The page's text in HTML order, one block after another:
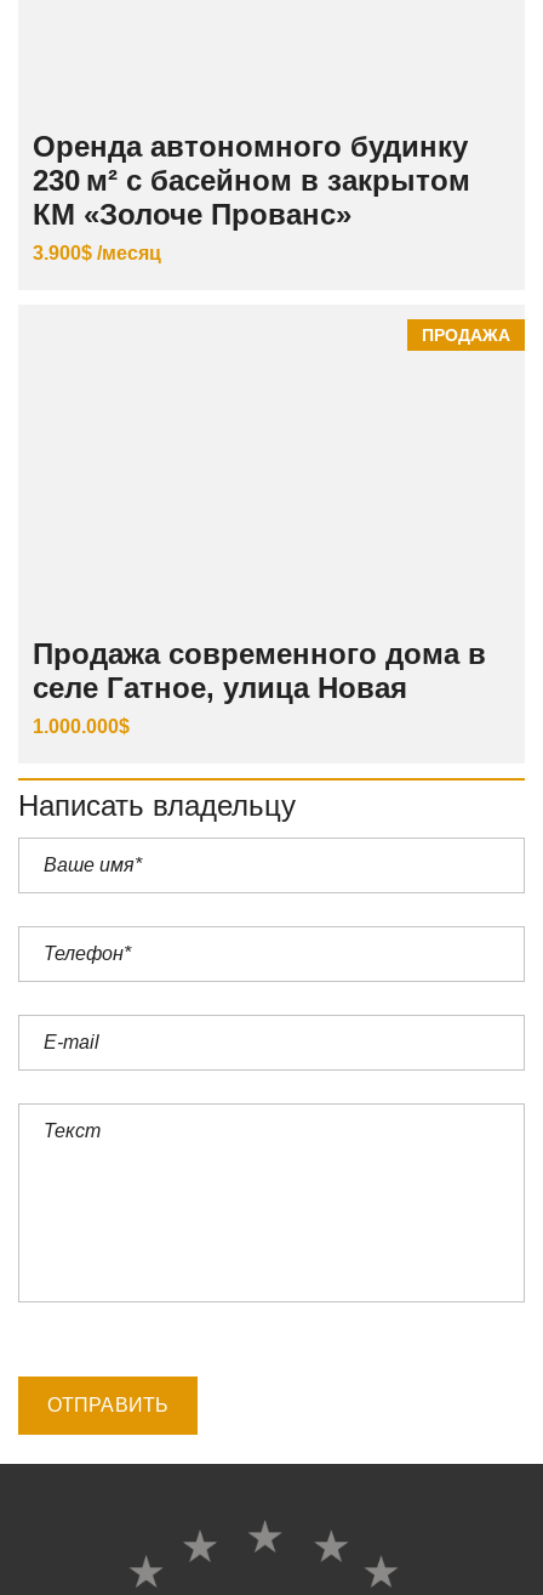
Оренда автономного будинку
230 м² с басейном в закрытом
КМ «Золоче Прованс»
3.900$ /месяц
ПРОДАЖА
Продажа современного дома в
селе Гатное, улица Новая
1.000.000$
Написать владельцу